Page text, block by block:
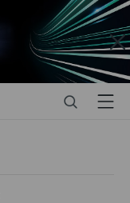
Close
SearchMenu